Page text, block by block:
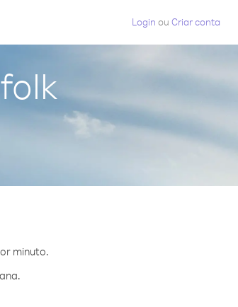
Login ou Criar conta
minuto.